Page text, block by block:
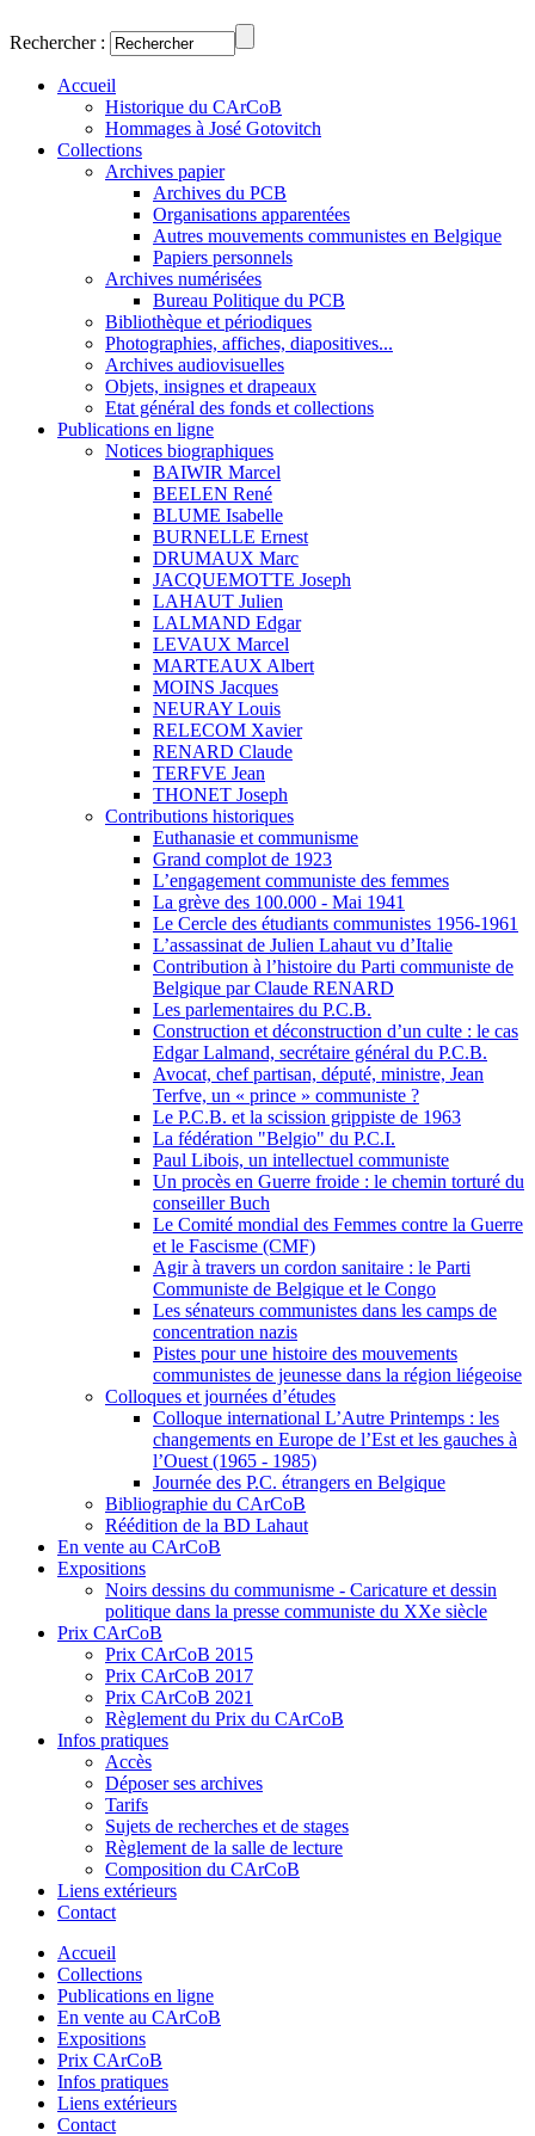
Rechercher :
Accueil
Historique du CArCoB
Hommages à José Gotovitch
Collections
Archives papier
Archives du PCB
Organisations apparentées
Autres mouvements communistes en Belgique
Papiers personnels
Archives numérisées
Bureau Politique du PCB
Bibliothèque et périodiques
Photographies, affiches, diapositives...
Archives audiovisuelles
Objets, insignes et drapeaux
Etat général des fonds et collections
Publications en ligne
Notices biographiques
BAIWIR Marcel
BEELEN René
BLUME Isabelle
BURNELLE Ernest
DRUMAUX Marc
JACQUEMOTTE Joseph
LAHAUT Julien
LALMAND Edgar
LEVAUX Marcel
MARTEAUX Albert
MOINS Jacques
NEURAY Louis
RELECOM Xavier
RENARD Claude
TERFVE Jean
THONET Joseph
Contributions historiques
Euthanasie et communisme
Grand complot de 1923
L’engagement communiste des femmes
La grève des 100.000 - Mai 1941
Le Cercle des étudiants communistes 1956-1961
L’assassinat de Julien Lahaut vu d’Italie
Contribution à l’histoire du Parti communiste de
Belgique par Claude RENARD
Les parlementaires du P.C.B.
Construction et déconstruction d’un culte : le cas
Edgar Lalmand, secrétaire général du P.C.B.
Avocat, chef partisan, député, ministre, Jean
Terfve, un « prince » communiste ?
Le P.C.B. et la scission grippiste de 1963
La fédération "Belgio" du P.C.I.
Paul Libois, un intellectuel communiste
Un procès en Guerre froide : le chemin torturé du
conseiller Buch
Le Comité mondial des Femmes contre la Guerre
et le Fascisme (CMF)
Agir à travers un cordon sanitaire : le Parti
Communiste de Belgique et le Congo
Les sénateurs communistes dans les camps de
concentration nazis
Pistes pour une histoire des mouvements
communistes de jeunesse dans la région liégeoise
Colloques et journées d’études
Colloque international L’Autre Printemps : les
changements en Europe de l’Est et les gauches à
l’Ouest (1965 - 1985)
Journée des P.C. étrangers en Belgique
Bibliographie du CArCoB
Réédition de la BD Lahaut
En vente au CArCoB
Expositions
Noirs dessins du communisme - Caricature et dessin
politique dans la presse communiste du XXe siècle
Prix CArCoB
Prix CArCoB 2015
Prix CArCoB 2017
Prix CArCoB 2021
Règlement du Prix du CArCoB
Infos pratiques
Accès
Déposer ses archives
Tarifs
Sujets de recherches et de stages
Règlement de la salle de lecture
Composition du CArCoB
Liens extérieurs
Contact
Accueil
Collections
Publications en ligne
En vente au CArCoB
Expositions
Prix CArCoB
Infos pratiques
Liens extérieurs
Contact